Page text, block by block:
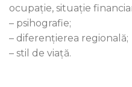
ocupație, situație
– psihografie;
– diferențierea regională;
– stil de viață.